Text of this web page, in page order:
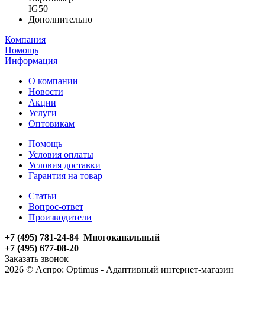
IG50
Дополнительно
Компания
Помощь
Информация
О компании
Новости
Акции
Услуги
Оптовикам
Помощь
Условия оплаты
Условия доставки
Гарантия на товар
Статьи
Вопрос-ответ
Производители
+7 (495) 781-24-84 Многоканальный
+7 (495) 677-08-20
Заказать звонок
2026 © Аспро: Optimus - Адаптивный интернет-магазин